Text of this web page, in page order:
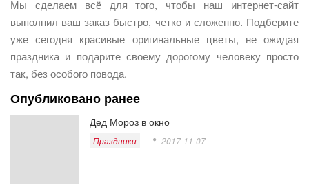
Мы сделаем всё для того, чтобы наш интернет-сайт
выполнил ваш заказ быстро, четко и сложенно. Подберите
уже сегодня красивые оригинальные цветы, не ожидая
праздника и подарите своему дорогому человеку просто
так, без особого повода.
Опубликовано ранее
Дед Мороз в окно
Праздники 2017-11-07